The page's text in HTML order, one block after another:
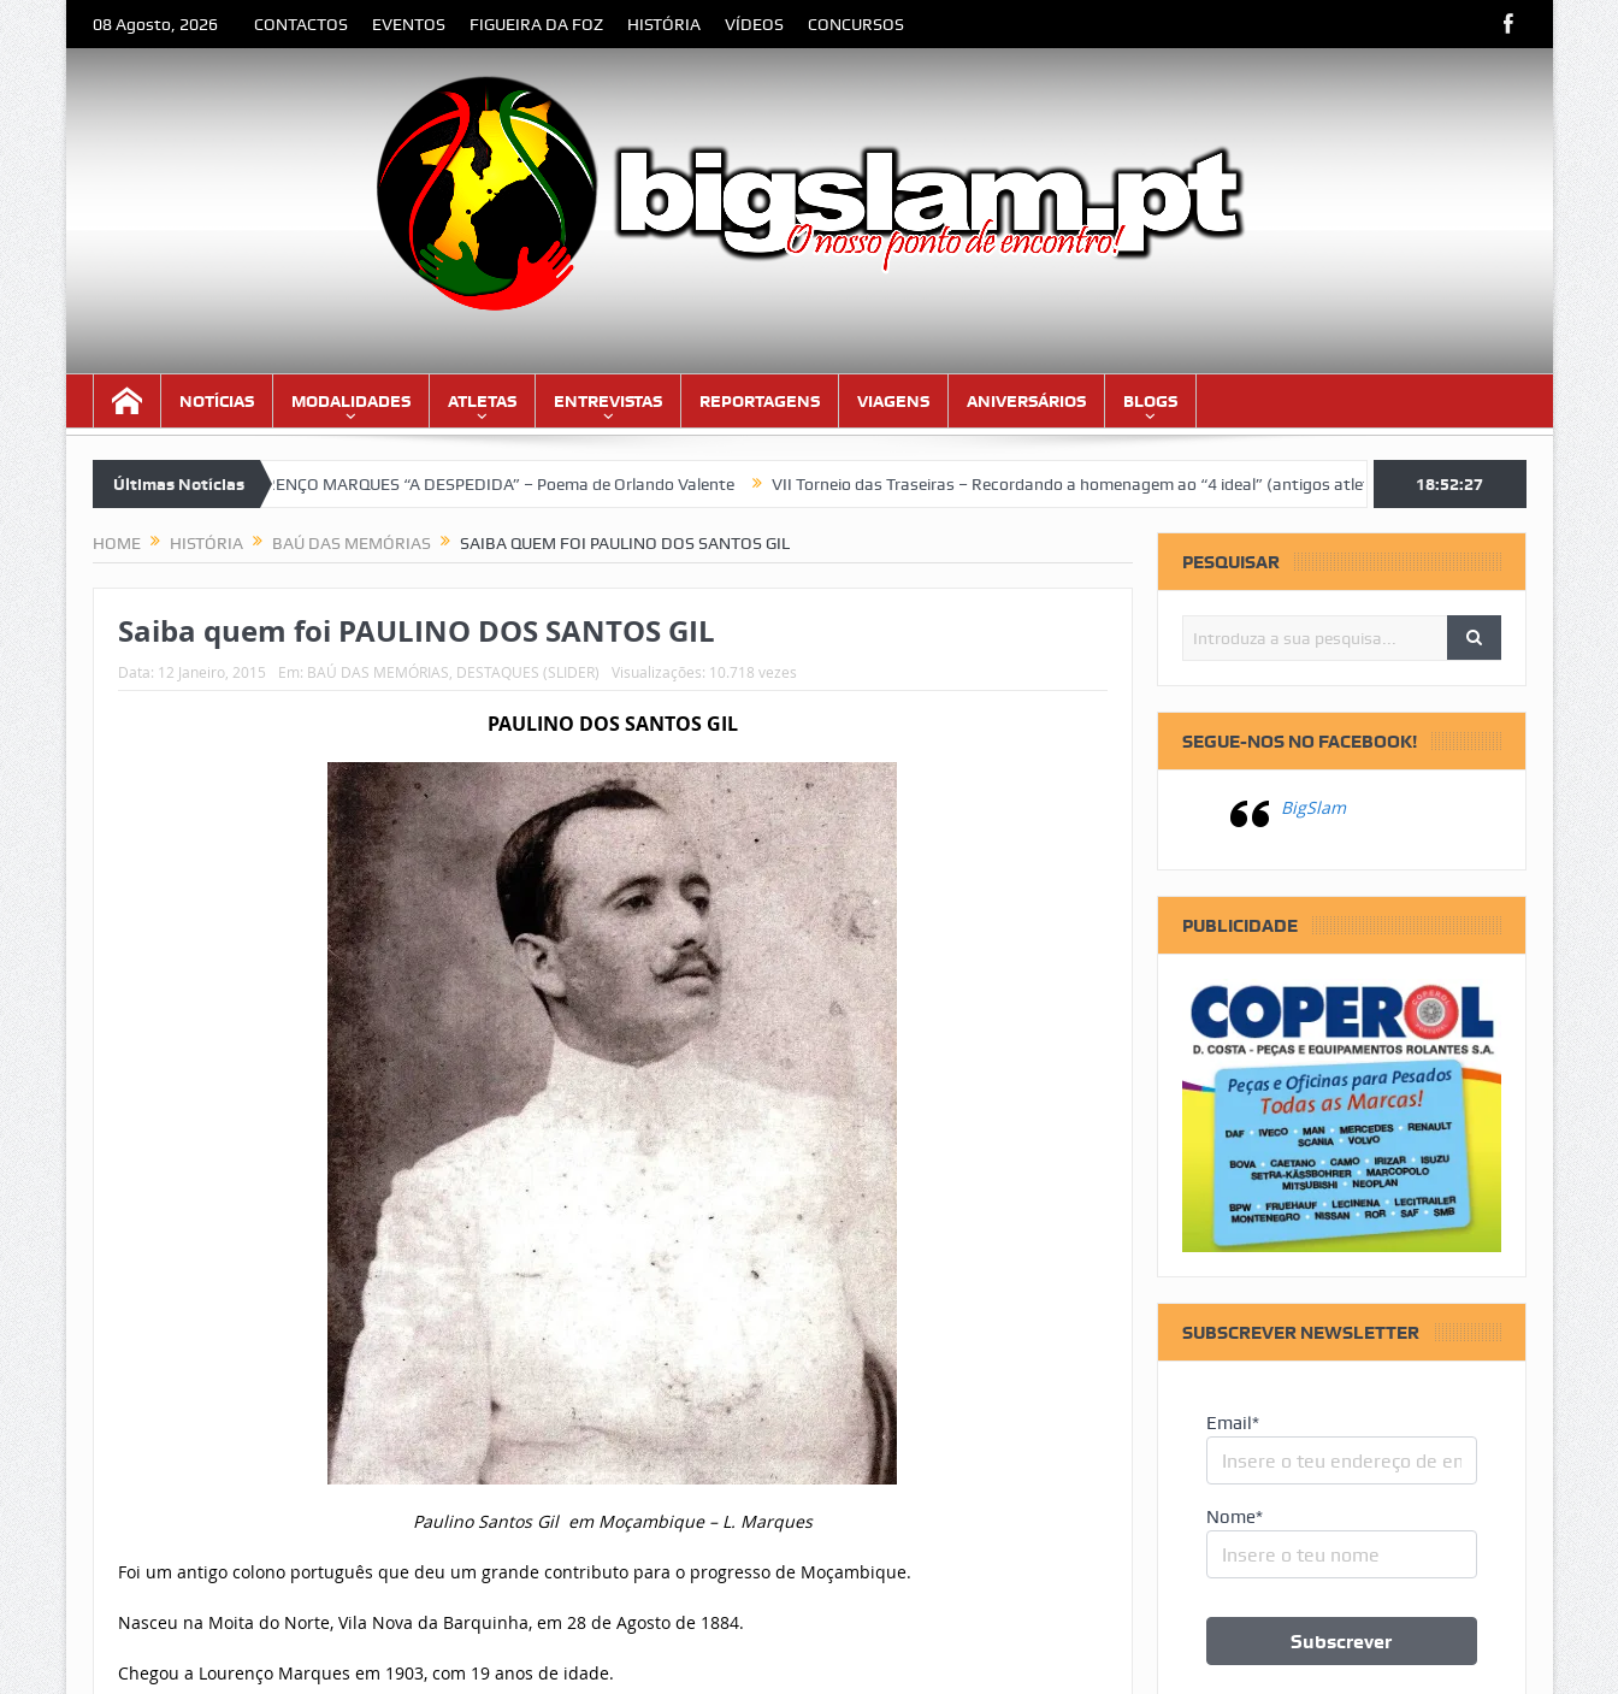
08 Agosto, 2026 CONTACTOS EVENTOS FIGUEIRA DA FOZ HISTÓRIA VÍDEOS CONCURSOS
NOTÍCIAS MODALIDADES ATLETAS ENTREVISTAS REPORTAGENS VIAGENS ANIVERSÁRIOS BLOGS
Últimas Notícias
LOURENÇO MARQUES “A DESPEDIDA” – Poema de Orlando Valente VII Torneio das Traseiras – Recordando a homenagem ao “4 ideal” (antigos atletas “moçambicanos” do GCF da época 1976/77)
18:52:28
HOME HISTÓRIA BAÚ DAS MEMÓRIAS SAIBA QUEM FOI PAULINO DOS SANTOS GIL
Saiba quem foi PAULINO DOS SANTOS GIL
Data: 12 Janeiro, 2015 Em: BAÚ DAS MEMÓRIAS DESTAQUES (SLIDER) Visualizações: 10.718 vezes
PAULINO DOS SANTOS GIL
Paulino Santos Gil em Moçambique – L. Marques
Foi um antigo colono português que deu um grande contributo para o progresso de Moçambique.
Nasceu na Moita do Norte, Vila Nova da Barquinha, em 28 de Agosto de 1884.
Chegou a Lourenço Marques em 1903, com 19 anos de idade.
PESQUISAR
SEGUE-NOS NO FACEBOOK!
BigSlam
PUBLICIDADE
SUBSCREVER NEWSLETTER
Email*
Nome*